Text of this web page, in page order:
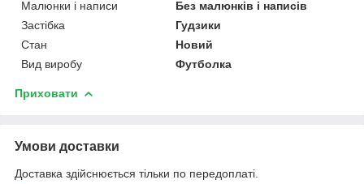
Малюнки і написи
Без малюнків і написів
Застібка
Гудзики
Стан
Новий
Вид виробу
Футболка
Приховати
Умови доставки
Доставка здійснюється тільки по передоплаті.